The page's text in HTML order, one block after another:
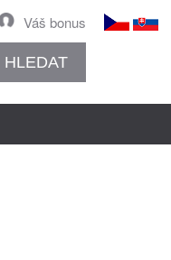
Váš bonus
HLEDAT